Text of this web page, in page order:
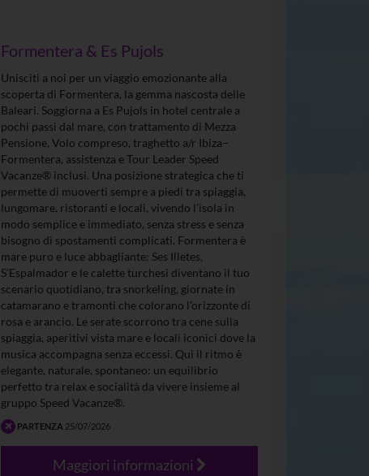
Formentera & Es Pujols
Unisciti a noi per un viaggio emozionante alla
scoperta di Formentera, la gemma nascosta delle
Baleari. Soggiorna a Es Pujols in hotel centrale a
pochi passi dal mare, con trattamento di Mezza
Pensione, Volo compreso, traghetto a/r Ibiza–
Formentera, assistenza e Tour Leader Speed
Vacanze® inclusi. Una posizione strategica che ti
permette di muoverti sempre a piedi tra spiaggia,
lungomare, ristoranti e locali, vivendo l’isola in
modo semplice e immediato, senza stress e senza
bisogno di spostamenti complicati. Formentera è
mare puro e luce abbagliante: Ses Illetes,
S’Espalmador e le calette turchesi diventano il tuo
scenario quotidiano, tra snorkeling, giornate in
catamarano e tramonti che colorano l’orizzonte di
rosa e arancio. Le serate scorrono tra cene sulla
spiaggia, aperitivi vista mare e locali iconici dove la
musica accompagna senza eccessi. Qui il ritmo è
elegante, naturale, spontaneo: un equilibrio
perfetto tra relax e socialità da vivere insieme al
gruppo Speed Vacanze®.
PARTENZA 25/07/2026
Maggiori informazioni